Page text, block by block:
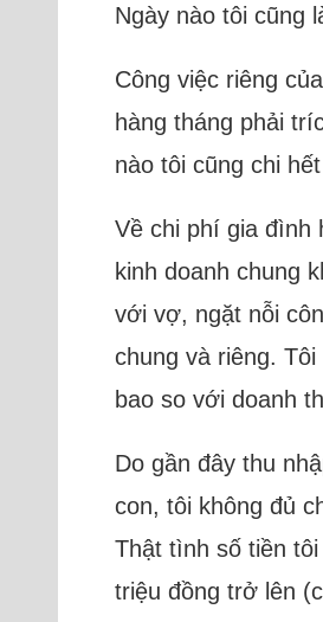
Ngày nào tôi cũng
Công việc riêng
hàng tháng phải
nào tôi cũng chi
Về chi phí gia đình
kinh doanh chung
với vợ, ngặt nỗi
chung và riêng.
bao so với doanh
Do gần đây thu
con, tôi không đủ
Thật tình số tiền
triệu đồng trở lên